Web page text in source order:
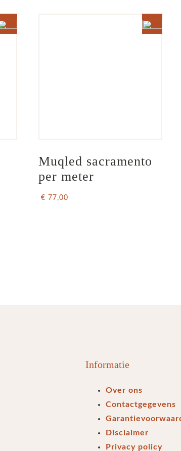
Muqled sacramento
per meter
€ 77,00
Informatie
Over ons
Contactgegevens
Disclaimer
Privacy policy